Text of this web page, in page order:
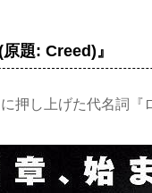
題: Creed)』
押し上げた代名詞『